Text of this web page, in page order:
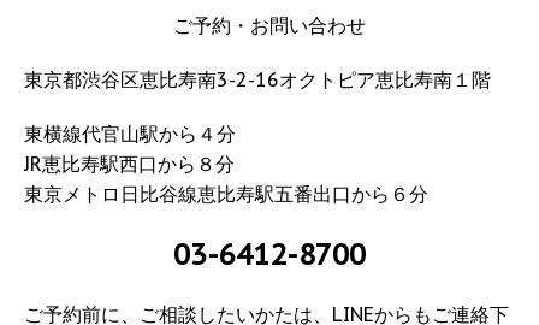
ご予約・お問い合わせ
東京都渋谷区恵比寿南3-2-16オクトピア恵比寿南１階
東横線代官山駅から４分
JR恵比寿駅西口から８分
東京メトロ日比谷線恵比寿駅五番出口から６分
03-6412-8700
ご予約前に、ご相談したいかたは、LINEからもご連絡下